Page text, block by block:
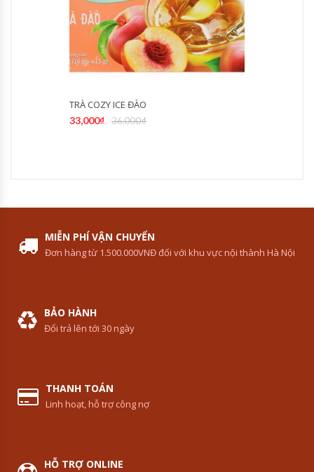
TRÀ COZY ICE ĐÀO
36,000₫
33,000₫
MIỄN PHÍ VẬN CHUYỂN
Đơn hàng từ 1.500.000VNĐ đối với khu vực nội thành Hà Nội
BẢO HÀNH
Đổi trả lên tới 30 ngày
THANH TOÁN
Linh hoạt, hỗ trợ công nợ
HỖ TRỢ ONLINE